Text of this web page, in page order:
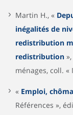
Martin H., «
inégalités de
redistribution
redistribution
ménages, coll. «
« Emploi,
Références »,